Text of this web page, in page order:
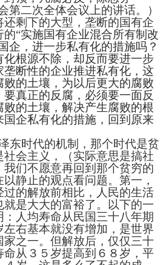
第二次全体会议上的讲话。）
还剩下的大型，垄断的国有企
的“实施国有企业混合所有制改
企，进一步私有化的措施吗？
化根源不除，却反而要进一步
断性的企业推进私有化，这
的土壤，为以后更大的腐败
真正的反腐，必须要一面反
的土壤，解决产生腐败的根
企私有化的措施，回到原来
东时代的机制，那个时代是贫
会主义，（实际意思是搞社
们不愿意再回到那个贫穷的
静止的观点看问题。第一，
的解放前相比，人民的生活
是大大的富裕了。以下的一
人均寿命从民国三十八年期
右基本就没有增加，是世界
家之一。但解放后，仅仅三十
从３５岁提高到６８岁，平